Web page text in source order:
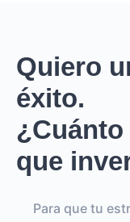
Quiero
éxito.
que
Para que tu